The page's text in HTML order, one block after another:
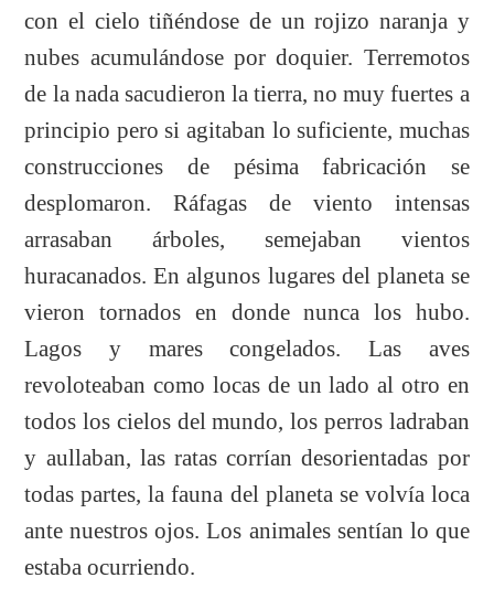
con el cielo tiñéndose de un rojizo naranja y
nubes acumulándose por doquier. Terremotos
de la nada sacudieron la tierra, no muy fuertes a
principio pero si agitaban lo suficiente, muchas
construcciones de pésima fabricación se
desplomaron. Ráfagas de viento intensas
arrasaban árboles, semejaban vientos
huracanados. En algunos lugares del planeta se
vieron tornados en donde nunca los hubo.
Lagos y mares congelados. Las aves
revoloteaban como locas de un lado al otro en
todos los cielos del mundo, los perros ladraban
y aullaban, las ratas corrían desorientadas por
todas partes, la fauna del planeta se volvía loca
ante nuestros ojos. Los animales sentían lo que
estaba ocurriendo.